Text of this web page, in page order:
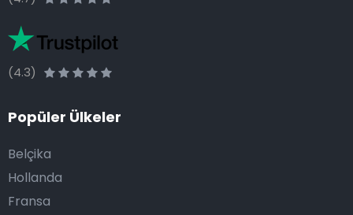
(4.3)
Popüler Ülkeler
Belçika
Hollanda
Fransa